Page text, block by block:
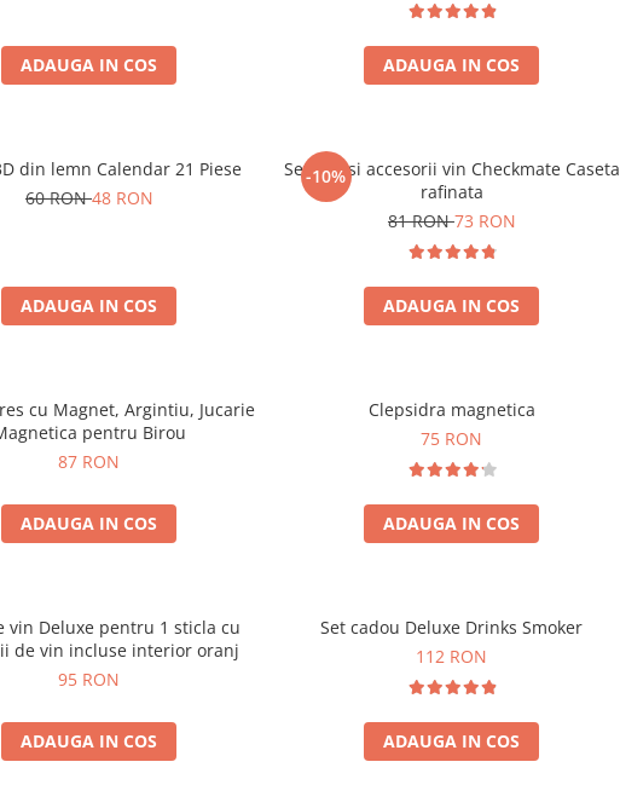
ADAUGA IN COS ADAUGA IN COS
din lemn Calendar 21 Piese
60 RON48 RON
ADAUGA IN COS
-10%
Set sah si accesorii vin Checkmate Caseta
rafinata
81 RON73 RON
ADAUGA IN COS
cu Magnet, Argintiu, Jucarie
pentru Birou
87 RON
ADAUGA IN COS
Clepsidra magnetica
75 RON
ADAUGA IN COS
vin Deluxe pentru 1 sticla cu
de vin incluse interior oranj
95 RON
ADAUGA IN COS
Set cadou Deluxe Drinks Smoker
112 RON
ADAUGA IN COS